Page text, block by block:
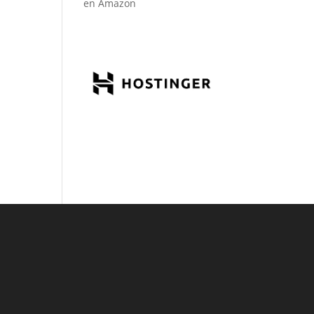
en Amazon